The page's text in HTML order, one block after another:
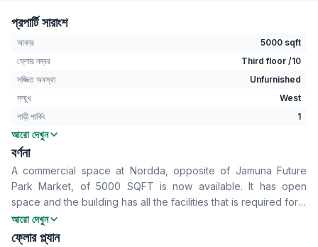
প্রপার্টি সারাংশ
আকার
5000 sqft
ফ্লোর নম্বর
Third floor /10
সজ্জিত অবস্থা
Unfurnished
সম্মুখ
West
গাড়ী পার্কিং
1
বসার রুম
Drawing Room
খাবার রুম
No
ফ্লোর টাইপ
Tiled
সার্ভেন্ট রুম
No
স্টাফ টয়লেট
আরো দেখুন
বর্ণনা
A commercial space at Nordda, opposite of Jamuna Future
Park Market, of 5000 SQFT is now available. It has open
space and the building has all the facilities that is required for a
smooth work experience. To know more contact now
আরো দেখুন
ফ্লোর প্ল্যান